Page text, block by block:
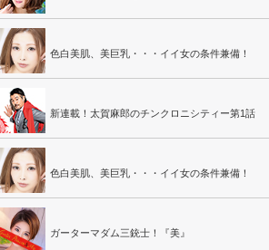
色白美肌、美巨乳・・・イイ女の条件兼備！
新連載！太賀麻郎のチンクロニシティー第1話
色白美肌、美巨乳・・・イイ女の条件兼備！
ガーターマダム三銃士！『美』